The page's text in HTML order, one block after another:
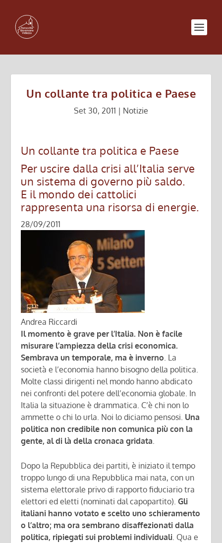
Un collante tra politica e Paese
Set 30, 2011 | Notizie
Un collante tra politica e Paese
Per uscire dalla crisi all’Italia serve
un sistema di governo più saldo.
E il mondo dei cattolici
rappresenta una risorsa di energie.
28/09/2011
Andrea Riccardi
Il momento è grave per l’Italia. Non è facile
misurare l’ampiezza della crisi economica.
Sembrava un temporale, ma è inverno. La
società e l’economia hanno bisogno della politica.
Molte classi dirigenti nel mondo hanno abdicato
nei confronti del potere dell’economia globale. In
Italia la situazione è drammatica. C’è chi non lo
ammette o chi lo urla. Noi lo diciamo pensosi. Una
politica non credibile non comunica più con la
gente, al di là della cronaca gridata.
Dopo la Repubblica dei partiti, è iniziato il tempo
troppo lungo di una Repubblica mai nata, con un
sistema elettorale privo di rapporto fiduciario tra
elettori ed eletti (nominati dal capopartito).Gli
italiani hanno votato e scelto uno schieramento
o l’altro; ma ora sembrano disaffezionati dalla
politica, ripiegati sui problemi individuali . Qua e